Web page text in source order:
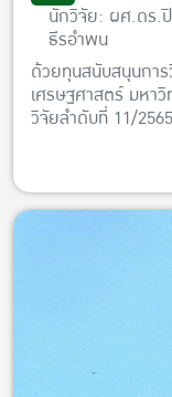
นักวิจัย: ผศ.ดร.
ธีรอำพน
ด้วยทุนสนับสนุนกา
เศรษฐศาสตร์ มหา
วิจัยลำดับที่ 11/2565